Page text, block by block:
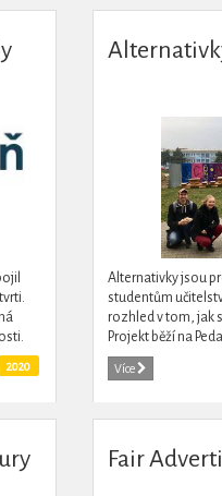
2020
Alternativky jsou
studentům
rozhled v tom, jak
Projekt běží na
Brně.
Více
Fair